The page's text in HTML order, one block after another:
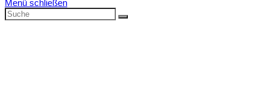
Menü schließen